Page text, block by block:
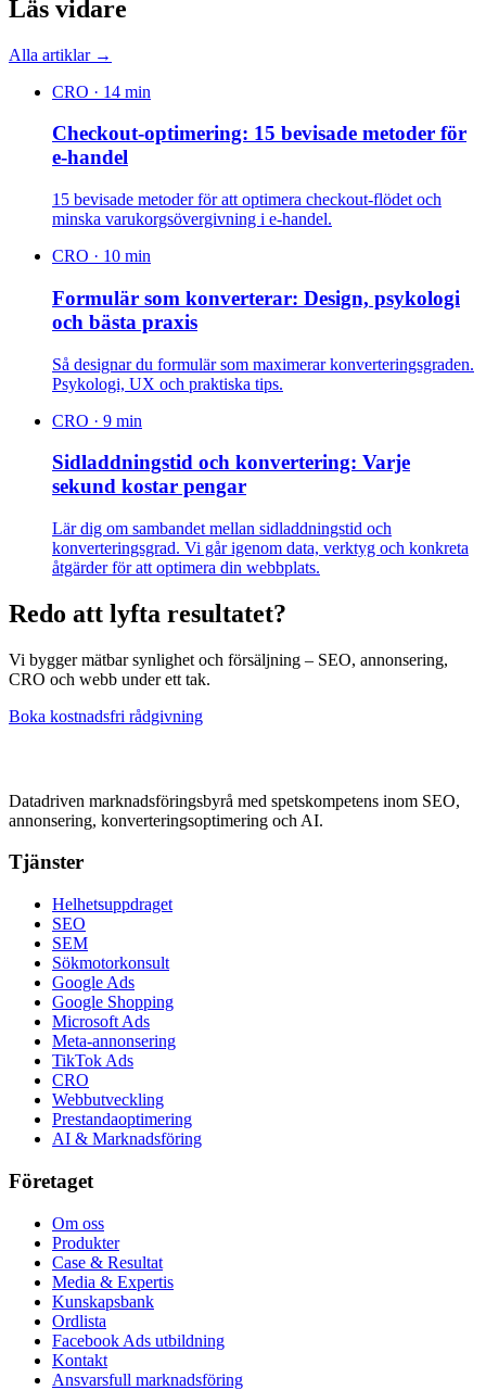
Läs vidare
Alla artiklar →
CRO · 14 min
Checkout-optimering: 15 bevisade metoder för
e-handel
15 bevisade metoder för att optimera checkout-flödet och
minska varukorgsövergivning i e-handel.
CRO · 10 min
Formulär som konverterar: Design, psykologi
och bästa praxis
Så designar du formulär som maximerar konverteringsgraden.
Psykologi, UX och praktiska tips.
CRO · 9 min
Sidladdningstid och konvertering: Varje
sekund kostar pengar
Lär dig om sambandet mellan sidladdningstid och
konverteringsgrad. Vi går igenom data, verktyg och konkreta
åtgärder för att optimera din webbplats.
Redo att lyfta resultatet?
Vi bygger mätbar synlighet och försäljning – SEO, annonsering,
CRO och webb under ett tak.
Boka kostnadsfri rådgivning
Datadriven marknadsföringsbyrå med spetskompetens inom SEO,
annonsering, konverteringsoptimering och AI.
Tjänster
Helhetsuppdraget
SEO
SEM
Sökmotorkonsult
Google Ads
Google Shopping
Microsoft Ads
Meta-annonsering
TikTok Ads
CRO
Webbutveckling
Prestandaoptimering
AI & Marknadsföring
Företaget
Om oss
Produkter
Case & Resultat
Media & Expertis
Kunskapsbank
Ordlista
Facebook Ads utbildning
Kontakt
Ansvarsfull marknadsföring